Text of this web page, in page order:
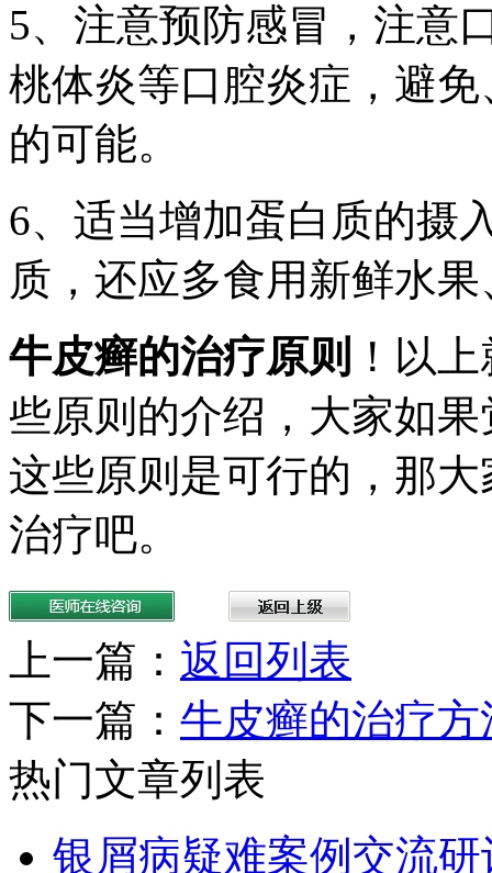
5、注意预防感冒，注意
桃体炎等口腔炎症，避
的可能。
6、适当增加蛋白质的摄
质，还应多食用新鲜水
牛皮癣的治疗原则 ！以
些原则的介绍，大家如
这些原则是可行的，那
治疗吧。
上一篇： 返回列表
下一篇： 牛皮癣的治疗方
热门文章列表
银屑病疑难案例交流